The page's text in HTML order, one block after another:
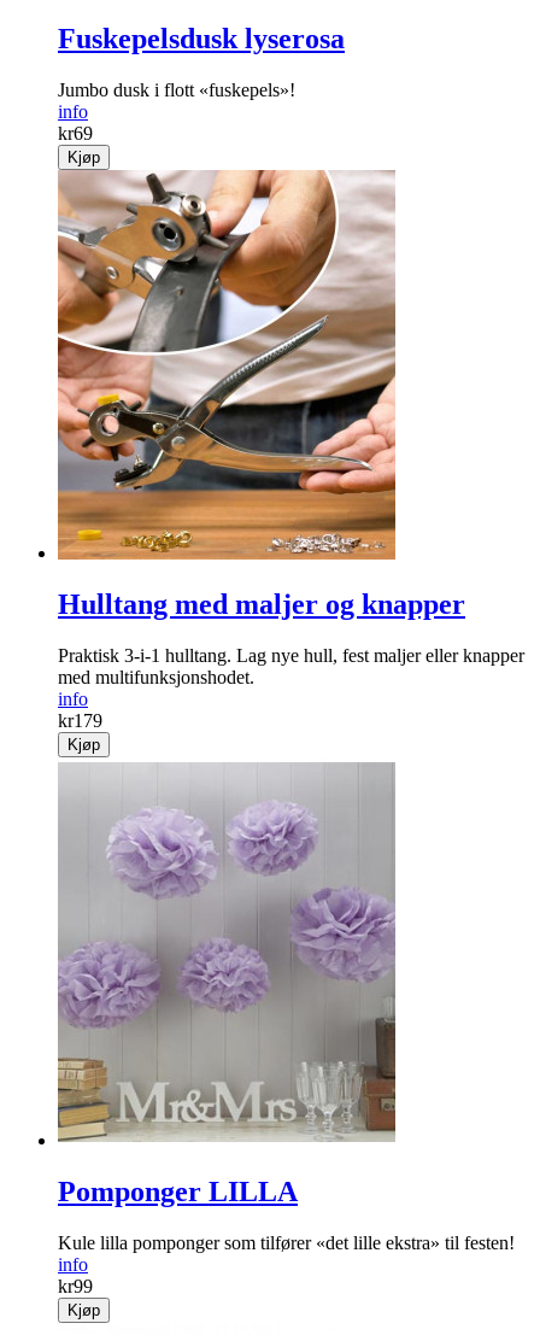
Fuskepelsdusk lyserosa
Jumbo dusk i flott «fuskepels»!
info
kr69
Kjøp
Hulltang med maljer og knapper
Praktisk 3-i-1 hulltang. Lag nye hull, fest maljer eller knapper
med multifunksjonshodet.
info
kr179
Kjøp
Pomponger LILLA
Kule lilla pomponger som tilfører «det lille ekstra» til festen!
info
kr99
Kjøp